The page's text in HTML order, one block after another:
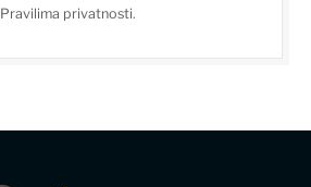
Pravilima privatnosti.